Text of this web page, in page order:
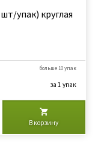
упак) круглая
больше 10 упак
за 1 упак
В корзину